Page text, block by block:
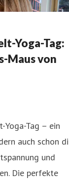
Yoga-Tag:
Maus von
Tag – ein
auch schon
und
Die perfekte